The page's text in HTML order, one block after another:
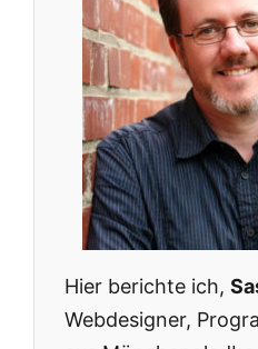
Hier berichte ich,
Webdesigner,